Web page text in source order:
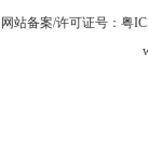
网站备案/许可证号：粤